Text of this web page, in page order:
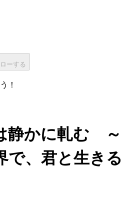
ーする
！
静かに軋む ～
で、君と生きる